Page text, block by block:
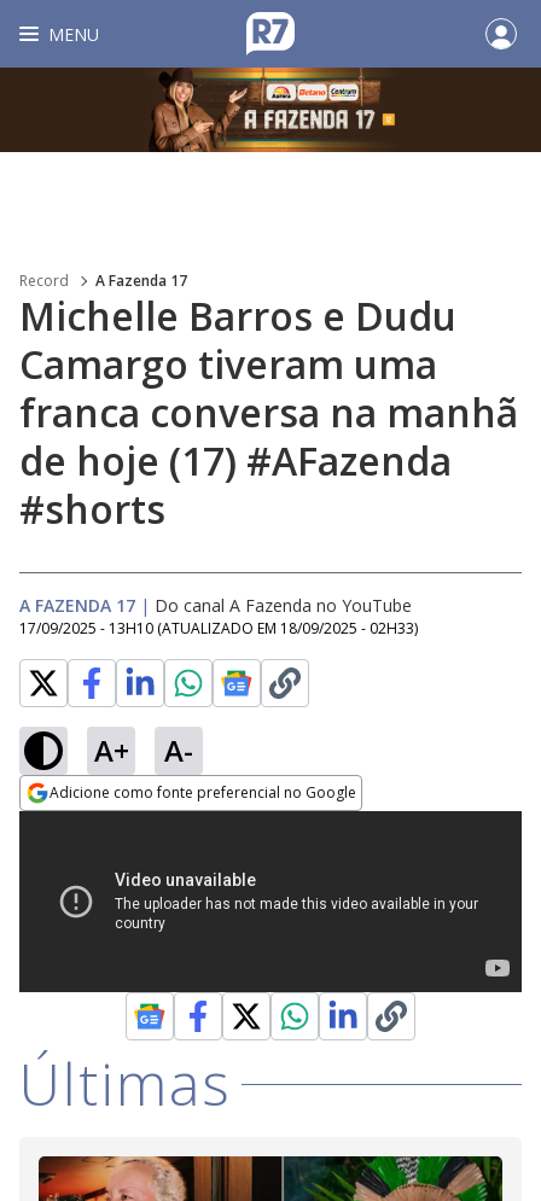
MENU
Record A Fazenda 17
Michelle Barros e Dudu
Camargo tiveram uma
franca conversa na manhã
de hoje (17) #AFazenda
#shorts
A FAZENDA 17 | Do canal A Fazenda no YouTube
17/09/2025 - 13H10 (ATUALIZADO EM 18/09/2025 - 02H33)
A+ A-
Adicione como fonte preferencial no Google
Últimas